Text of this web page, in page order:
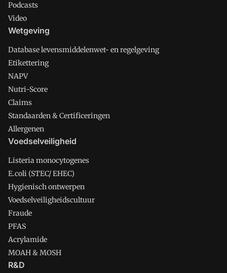
Podcasts
Video
Wetgeving
Database levensmiddelenwet- en regelgeving
Etikettering
NAPV
Nutri-Score
Claims
Standaarden & Certificeringen
Allergenen
Voedselveiligheid
Listeria monocytogenes
E.coli (STEC/ EHEC)
Hygienisch ontwerpen
Voedselveiligheidscultuur
Fraude
PFAS
Acrylamide
MOAH & MOSH
R&D